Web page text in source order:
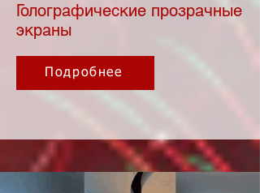
Голографические прозрачные
экраны
Подробнее